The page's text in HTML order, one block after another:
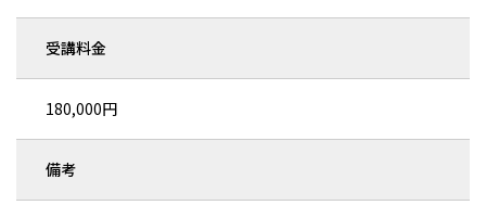
受講料金
180,000円
備考